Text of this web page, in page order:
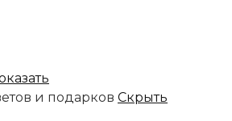
и подарков Скрыть